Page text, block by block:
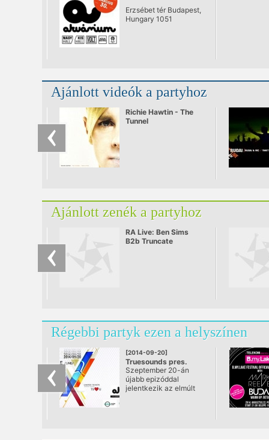
Erzsébet tér Budapest,
Hungary 1051
Ajánlott videók a partyhoz
Richie Hawtin - The
Tunnel
Ajánlott zenék a partyhoz
RA Live: Ben Sims
B2b Truncate
Régebbi partyk ezen a helyszínen
[2014-09-20]
Truesounds pres.
LAKE PEOPLE & ALEX
NIGGEMANN
@ Akvárium Klub
Szeptember 20-án
újabb epizóddal
jelentkezik az elmúlt